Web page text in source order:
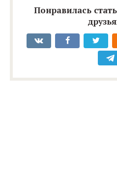
Понравилась